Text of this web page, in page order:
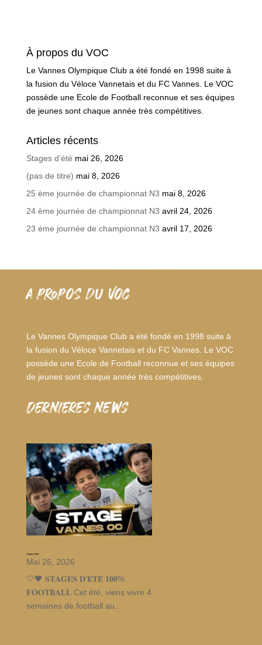
À propos du VOC
Le Vannes Olympique Club a été fondé en 1998 suite à
la fusion du Véloce Vannetais et du FC Vannes. Le VOC
possède une Ecole de Football reconnue et ses équipes
de jeunes sont chaque année très compétitives.
Articles récents
Stages d’été mai 26, 2026
(pas de titre) mai 8, 2026
25 ème journée de championnat N3 mai 8, 2026
24 ème journée de championnat N3 avril 24, 2026
23 ème journée de championnat N3 avril 17, 2026
A PROPOS DU VOC
Le Vannes Olympique Club a été fondé en 1998 suite à
la fusion du Véloce Vannetais et du FC Vannes. Le VOC
possède une Ecole de Football reconnue et ses équipes
de jeunes sont chaque année très compétitives.
dernieres news
Stages d’été
Mai 26, 2026
🤍🖤 𝐒𝐓𝐀𝐆𝐄𝐒 𝐃’𝐄́𝐓𝐄́ 𝟏𝟎𝟎%
𝐅𝐎𝐎𝐓𝐁𝐀𝐋𝐋 Cet été, viens vivre 4
semaines de football au...